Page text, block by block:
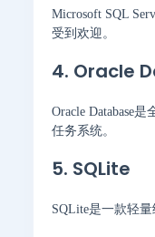
Microsoft SQL
受到欢迎。
4. Oracle
Oracle Database
任务系统。
5. SQLite
SQLite是一款轻